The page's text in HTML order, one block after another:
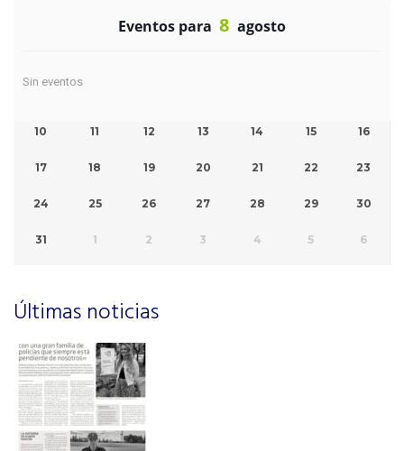
Eventos para 8 agosto
Sin eventos
10 11 12 13 14 15 16
17 18 19 20 21 22 23
24 25 26 27 28 29 30
31 1 2 3 4 5 6
Últimas noticias